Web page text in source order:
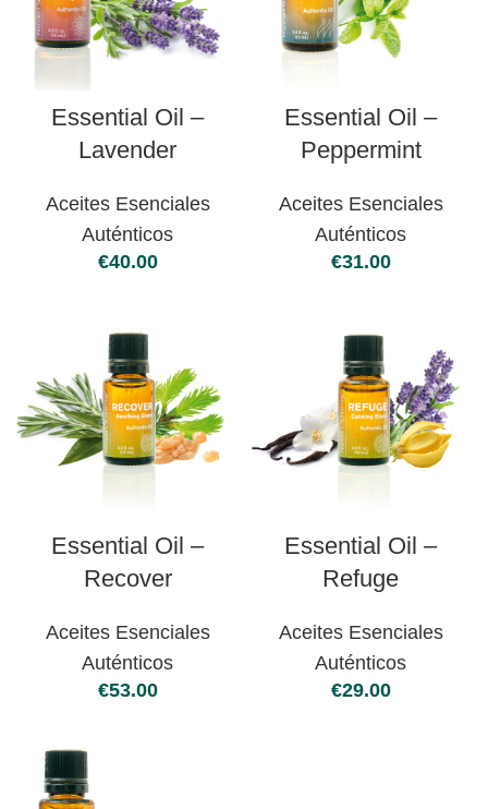
Essential Oil –
Lavender
Aceites Esenciales
Auténticos
€
Essential Oil –
Peppermint
Aceites Esenciales
Auténticos
€
Essential Oil –
Recover
Aceites Esenciales
Auténticos
€
Essential Oil –
Refuge
Aceites Esenciales
Auténticos
€